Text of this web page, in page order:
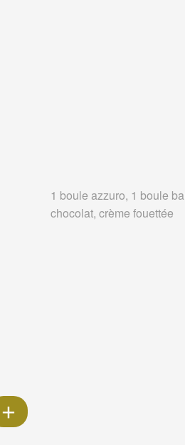
1 boule azzuro, 1 boule
chocolat, crème fouettée